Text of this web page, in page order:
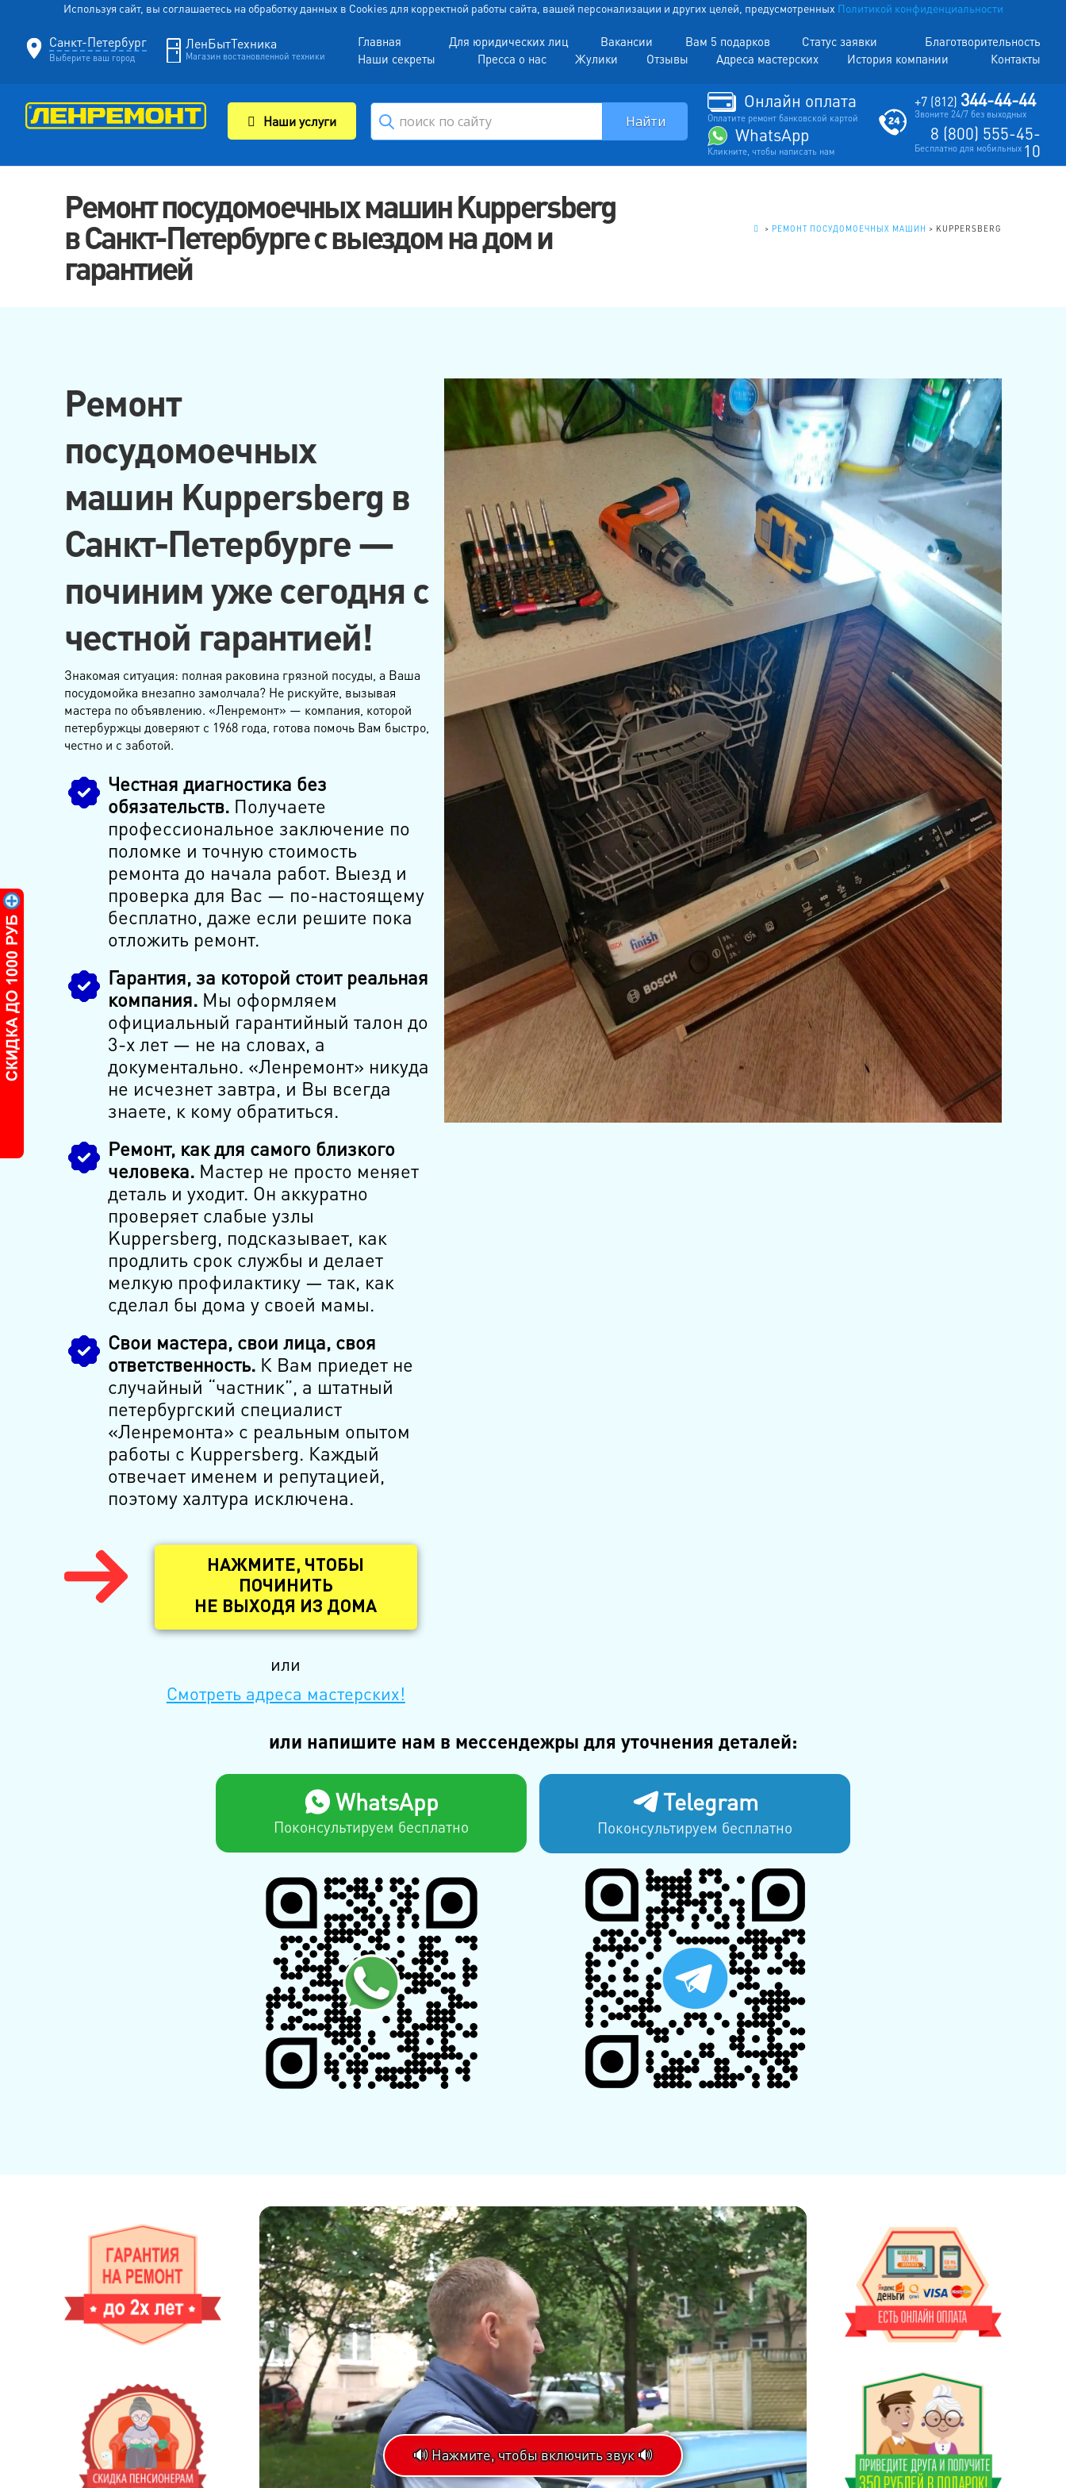
Используя сайт, вы соглашаетесь на обработку данных в Cookies для корректной работы сайта, вашей персонализации и других целей, предусмотренных Политикой конфиденциальности
Санкт-Петербург
Выберите ваш город
ЛенБытТехника
Магазин востановленной техники
Главная Для юридических лиц Вакансии Вам 5 подарков Статус заявки
Благотворительность
Наши секреты
Пресса о нас Жулики Отзывы Адреса мастерских История компании Контакты
Наши услуги
Онлайн оплата
Оплатите ремонт банковской картой
WhatsApp
Кликните, чтобы написать нам
+7 (812) 344-44-44
Звоните 24/7 без выходных
8 (800) 555-45-
10
Бесплатно для мобильных
Ремонт посудомоечных машин Kuppersberg
в Санкт-Петербурге с выездом на дом и
гарантией
> РЕМОНТ ПОСУДОМОЕЧНЫХ МАШИН > KUPPERSBERG
Ремонт
посудомоечных
машин Kuppersberg в
Санкт-Петербурге —
починим уже сегодня с
честной гарантией!
Знакомая ситуация: полная раковина грязной посуды, а Ваша
посудомойка внезапно замолчала? Не рискуйте, вызывая
мастера по объявлению. «Ленремонт» — компания, которой
петербуржцы доверяют с 1968 года, готова помочь Вам быстро,
честно и с заботой.
Честная диагностика без
обязательств.Получаете
профессиональное заключение по
поломке и точную стоимость
ремонта до начала работ. Выезд и
проверка для Вас — по-настоящему
бесплатно, даже если решите пока
отложить ремонт.
Гарантия, за которой стоит реальная
компания.Мы оформляем
официальный гарантийный талон до
3-х лет — не на словах, а
документально. «Ленремонт» никуда
не исчезнет завтра, и Вы всегда
знаете, к кому обратиться.
Ремонт, как для самого близкого
человека.Мастер не просто меняет
деталь и уходит. Он аккуратно
проверяет слабые узлы
Kuppersberg, подсказывает, как
продлить срок службы и делает
мелкую профилактику — так, как
сделал бы дома у своей мамы.
Свои мастера, свои лица, своя
ответственность.К Вам приедет не
случайный “частник”, а штатный
петербургский специалист
«Ленремонта» с реальным опытом
работы с Kuppersberg. Каждый
отвечает именем и репутацией,
поэтому халтура исключена.
НАЖМИТЕ, ЧТОБЫ
ПОЧИНИТЬ
НЕ ВЫХОДЯ ИЗ ДОМА
или
Смотреть адреса мастерских!
или напишите нам в мессендежры для уточнения деталей:
WhatsApp
Поконсультируем бесплатно
Telegram
Поконсультируем бесплатно
🔊 Нажмите, чтобы включить звук 🔊